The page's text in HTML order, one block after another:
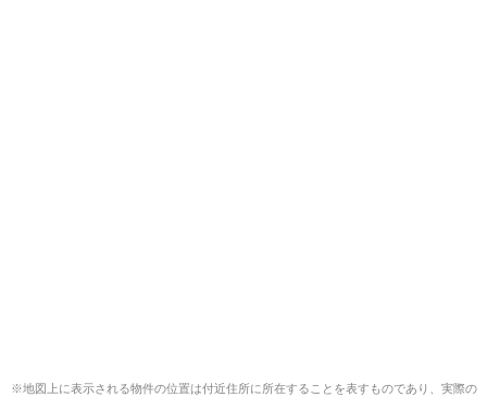
※地図上に表示される物件の位置は付近住所に所在することを表すものであり、実際の